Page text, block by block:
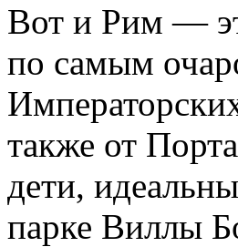
Вот и Рим —
по самым
также от
дети,
парке Виллы